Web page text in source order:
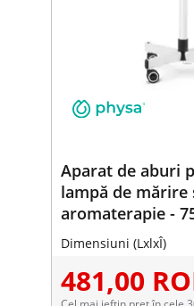
Aparat de aburi
lampă de mărire
aromaterapie -
Dimensiuni (LxlxÎ)
481,00